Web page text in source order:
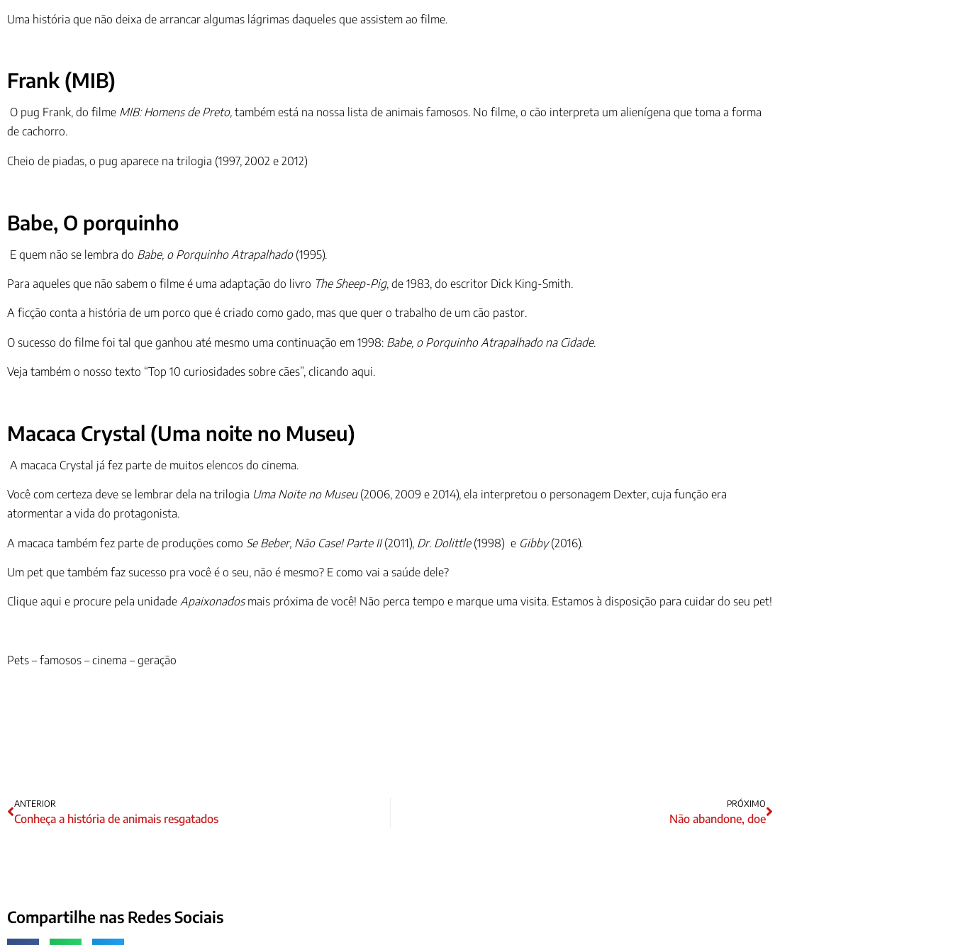
Uma história que não deixa de arrancar algumas lágrimas daqueles que assistem ao filme.
Frank (MIB)
O pug Frank, do filme MIB: Homens de Preto, também está na nossa lista de animais famosos. No filme, o cão interpreta um alienígena que toma a forma
de cachorro.
Cheio de piadas, o pug aparece na trilogia (1997, 2002 e 2012)
Babe, O porquinho
E quem não se lembra do Babe, o Porquinho Atrapalhado(1995).
Para aqueles que não sabem o filme é uma adaptação do livro The Sheep-Pig, de 1983, do escritor Dick King-Smith.
A ficção conta a história de um porco que é criado como gado, mas que quer o trabalho de um cão pastor.
O sucesso do filme foi tal que ganhou até mesmo uma continuação em 1998: Babe, o Porquinho Atrapalhado na Cidade.
Veja também o nosso texto “Top 10 curiosidades sobre cães”, clicando aqui.
Macaca Crystal (Uma noite no Museu)
A macaca Crystal já fez parte de muitos elencos do cinema.
Você com certeza deve se lembrar dela na trilogia Uma Noite no Museu(2006, 2009 e 2014), ela interpretou o personagem Dexter, cuja função era
atormentar a vida do protagonista.
A macaca também fez parte de produções como Se Beber, Não Case! Parte II(2011), Dr. Dolittle (1998) e Gibby(2016).
Um pet que também faz sucesso pra você é o seu, não é mesmo? E como vai a saúde dele?
Clique aqui e procure pela unidade Apaixonadosmais próxima de você! Não perca tempo e marque uma visita. Estamos à disposição para cuidar do seu pet!
Pets – famosos – cinema – geração
ANTERIOR
Conheça a história de animais resgatados
PRÓXIMO
Não abandone, doe
Compartilhe nas Redes Sociais